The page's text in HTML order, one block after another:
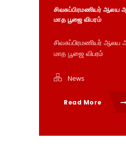
சிவசுப்பிரமணியர்
மாத பூஜை விபரம்
சிவசுப்பிரமணியர்
மாத பூஜை விபரம்
News
Read More